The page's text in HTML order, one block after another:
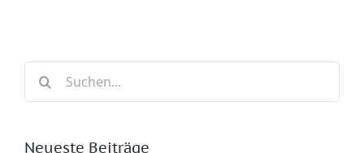
Suche
Neueste Beiträge